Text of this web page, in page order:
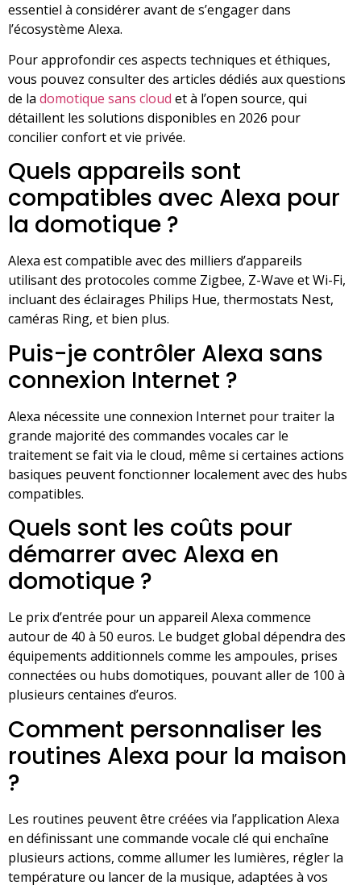
essentiel à considérer avant de s’engager dans
l’écosystème Alexa.
Pour approfondir ces aspects techniques et éthiques,
vous pouvez consulter des articles dédiés aux questions
de la domotique sans cloud et à l’open source, qui
détaillent les solutions disponibles en 2026 pour
concilier confort et vie privée.
Quels appareils sont
compatibles avec Alexa pour
la domotique ?
Alexa est compatible avec des milliers d’appareils
utilisant des protocoles comme Zigbee, Z-Wave et Wi-Fi,
incluant des éclairages Philips Hue, thermostats Nest,
caméras Ring, et bien plus.
Puis-je contrôler Alexa sans
connexion Internet ?
Alexa nécessite une connexion Internet pour traiter la
grande majorité des commandes vocales car le
traitement se fait via le cloud, même si certaines actions
basiques peuvent fonctionner localement avec des hubs
compatibles.
Quels sont les coûts pour
démarrer avec Alexa en
domotique ?
Le prix d’entrée pour un appareil Alexa commence
autour de 40 à 50 euros. Le budget global dépendra des
équipements additionnels comme les ampoules, prises
connectées ou hubs domotiques, pouvant aller de 100 à
plusieurs centaines d’euros.
Comment personnaliser les
routines Alexa pour la maison
?
Les routines peuvent être créées via l’application Alexa
en définissant une commande vocale clé qui enchaîne
plusieurs actions, comme allumer les lumières, régler la
température ou lancer de la musique, adaptées à vos